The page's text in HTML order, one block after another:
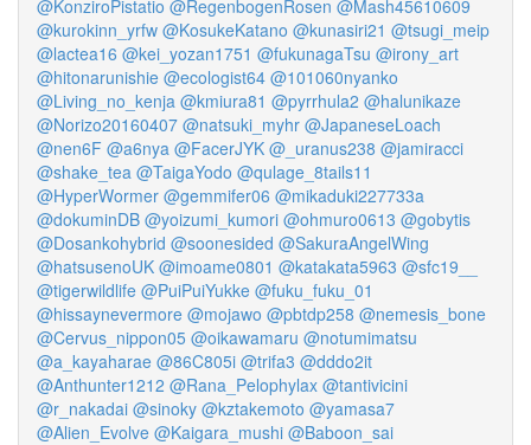
@KonziroPistatio @RegenbogenRosen @Mash45610609
@kurokinn_yrfw @KosukeKatano @kunasiri21 @tsugi_meip
@lactea16 @kei_yozan1751 @fukunagaTsu @irony_art
@hitonarunishie @ecologist64 @101060nyanko
@Living_no_kenja @kmiura81 @pyrrhula2 @halunikaze
@Norizo20160407 @natsuki_myhr @JapaneseLoach
@nen6F @a6nya @FacerJYK @_uranus238 @jamiracci
@shake_tea @TaigaYodo @qulage_8tails11
@HyperWormer @gemmifer06 @mikaduki227733a
@dokuminDB @yoizumi_kumori @ohmuro0613 @gobytis
@Dosankohybrid @soonesided @SakuraAngelWing
@hatsusenoUK @imoame0801 @katakata5963 @sfc19__
@tigerwildlife @PuiPuiYukke @fuku_fuku_01
@hissaynevermore @mojawo @pbtdp258 @nemesis_bone
@Cervus_nippon05 @oikawamaru @notumimatsu
@a_kayaharae @86C805i @trifa3 @dddo2it
@Anthunter1212 @Rana_Pelophylax @tantivicini
@r_nakadai @sinoky @kztakemoto @yamasa7
@Alien_Evolve @Kaigara_mushi @Baboon_sai